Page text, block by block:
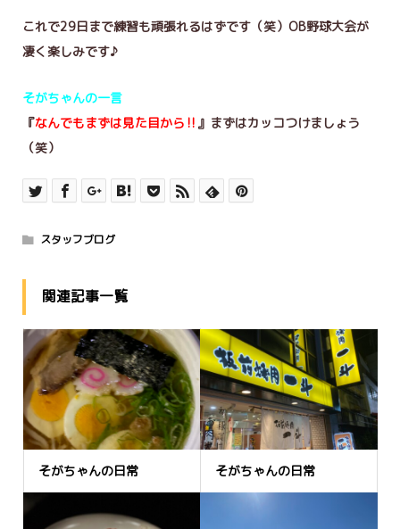
これで29日まで練習も頑張れるはずです（笑）OB野球大会が
凄く楽しみです♪
そがちゃんの一言
『なんでもまずは見た目から‼ 』まずはカッコつけましょう
（笑）
スタッフブログ
関連記事一覧
そがちゃんの日常 そがちゃんの日常